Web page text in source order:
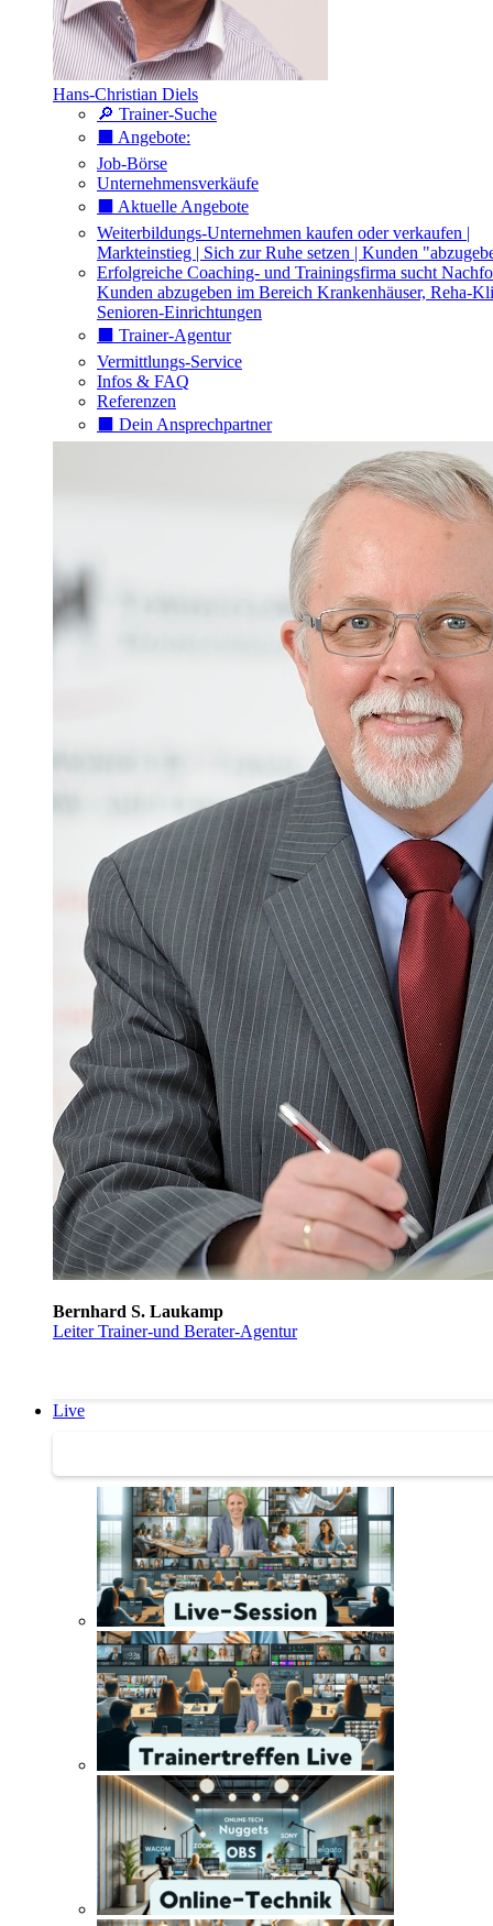
Hans-Christian Diels
🔎 Trainer-Suche
⬛️ Angebote:
Job-Börse
Unternehmensverkäufe
⬛️ Aktuelle Angebote
Weiterbildungs-Unternehmen kaufen oder verkaufen |
Markteinstieg | Sich zur Ruhe setzen | Kunden
Erfolgreiche Coaching- und Trainingsfirma sucht
Kunden abzugeben im Bereich Krankenhäuser, Reha-
Senioren-Einrichtungen
⬛️ Trainer-Agentur
Vermittlungs-Service
Infos & FAQ
Referenzen
⬛️ Dein Ansprechpartner
Bernhard S. Laukamp
Leiter Trainer-und Berater-Agentur
Live